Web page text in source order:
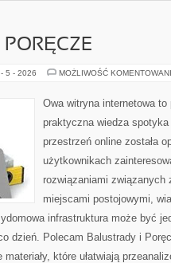
5 - 2026 MOŻLIWOŚĆ
Owa witryna internetowa
praktyczna wiedza
przestrzeń online została
użytkownikach
rozwiązaniami związanych
miejscami postojowymi,
infrastruktura może być
dzień. Polecam Balustrady i
materiały, które ułatwiają